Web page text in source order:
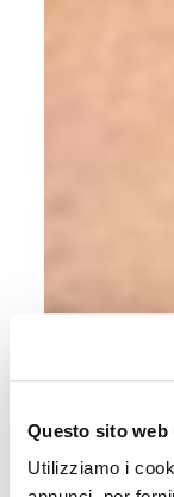
Questo sito
Utilizziamo i